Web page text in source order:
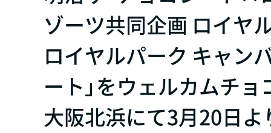
ゾーツ共同企画 ロイヤ
ロイヤルパーク キャン
ート」をウェルカムチョ
大阪北浜にて3月20日